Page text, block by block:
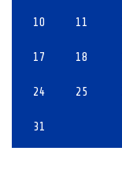
10 11
17 18
24 25
31